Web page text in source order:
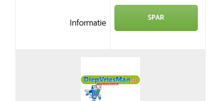
Informatie SPAR